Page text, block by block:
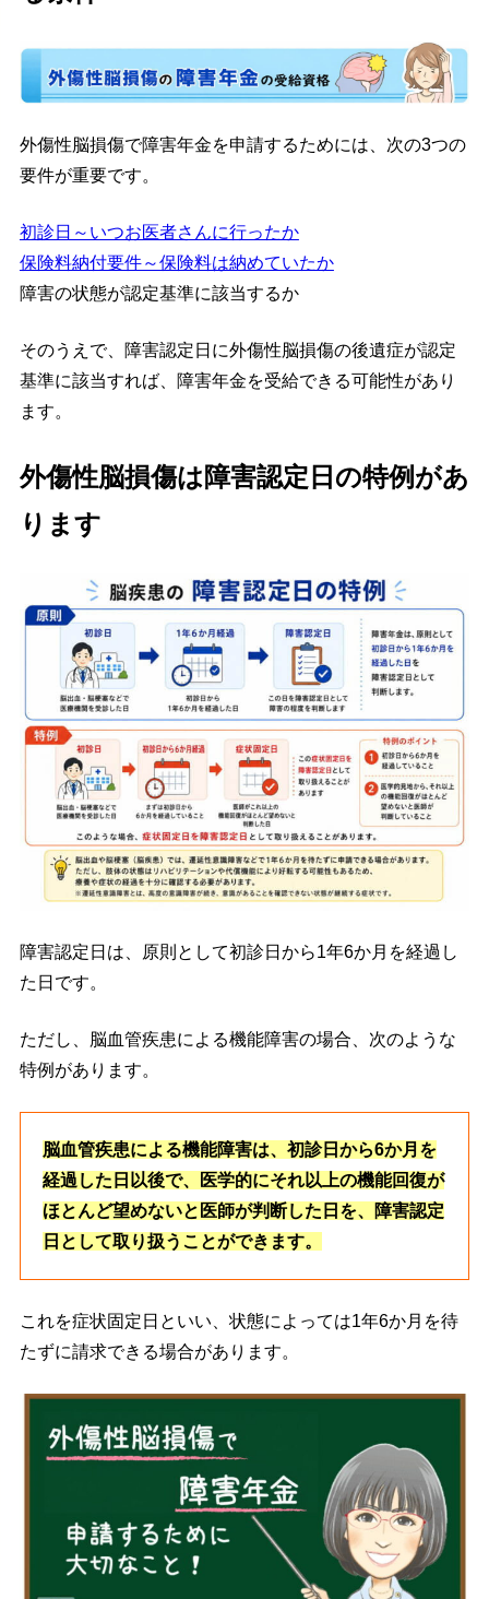
外傷性脳損傷で障害年金を申請するためには、次の3つの
要件が重要です。
初診日～いつお医者さんに行ったか
保険料納付要件～保険料は納めていたか
障害の状態が認定基準に該当するか
そのうえで、障害認定日に外傷性脳損傷の後遺症が認定
基準に該当すれば、障害年金を受給できる可能性があり
ます。
外傷性脳損傷は障害認定日の特例があ
ります
障害認定日は、原則として初診日から1年6か月を経過し
た日です。
ただし、脳血管疾患による機能障害の場合、次のような
特例があります。
脳血管疾患による機能障害は、初診日から6か月を
経過した日以後で、医学的にそれ以上の機能回復が
ほとんど望めないと医師が判断した日を、障害認定
日として取り扱うことができます。
これを症状固定日といい、状態によっては1年6か月を待
たずに請求できる場合があります。